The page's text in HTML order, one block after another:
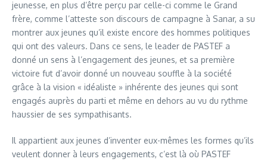
jeunesse, en plus d’être perçu par celle-ci comme le Grand
frère, comme l’atteste son discours de campagne à Sanar, a su
montrer aux jeunes qu’il existe encore des hommes politiques
qui ont des valeurs. Dans ce sens, le leader de PASTEF a
donné un sens à l’engagement des jeunes, et sa première
victoire fut d’avoir donné un nouveau souffle à la société
grâce à la vision « idéaliste » inhérente des jeunes qui sont
engagés auprès du parti et même en dehors au vu du rythme
haussier de ses sympathisants.
Il appartient aux jeunes d’inventer eux-mêmes les formes qu’ils
veulent donner à leurs engagements, c’est là où PASTEF